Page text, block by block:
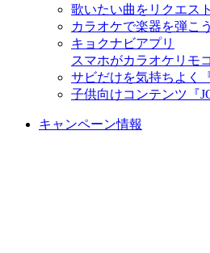
歌いたい曲をリクエスト
カラオケで楽器を弾こう
キョクナビアプリ
スマホがカラオケリモ
サビだけを気持ちよく
子供向けコンテンツ『
キャンペーン情報